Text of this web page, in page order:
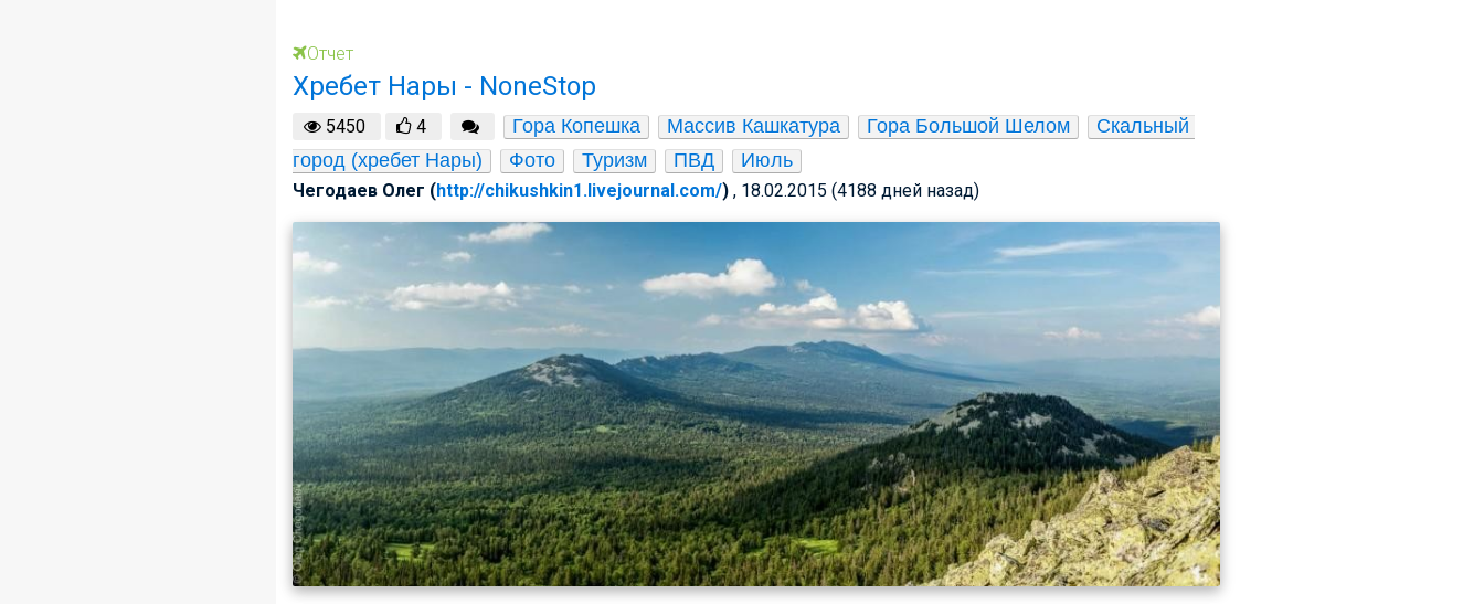
Отчет
Хребет Нары - NoneStop
5450 4 Гора Копешка Массив Кашкатура Гора Большой Шелом
Скальный
город (хребет Нары)
Фото Туризм ПВД Июль
Чегодаев Олег (http://chikushkin1.livejournal.com/) , 18.02.2015 (4188 дней назад)